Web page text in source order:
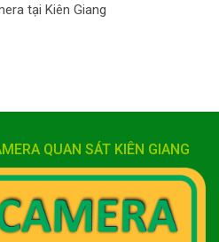
tại Kiên Giang
QUAN SÁT KIÊN GIANG